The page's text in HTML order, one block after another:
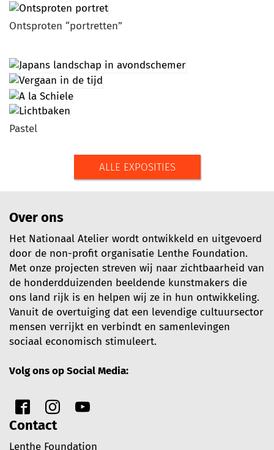
Ontsproten “portretten”
Pastel
ALLE EXPOSITIES
Over ons
Het Nationaal Atelier wordt ontwikkeld en uitgevoerd
door de non-profit organisatie Lenthe Foundation.
Met onze projecten streven wij naar zichtbaarheid van
de honderdduizenden beeldende kunstmakers die
ons land rijk is en helpen wij ze in hun ontwikkeling.
Vanuit de overtuiging dat een levendige cultuursector
mensen verrijkt en verbindt en samenlevingen
sociaal economisch stimuleert.
Volg ons op Social Media:
Contact
Lenthe Foundation